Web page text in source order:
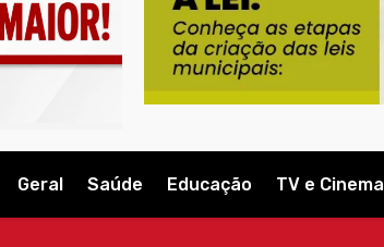
Geral Saúde Educação TV e Cinema